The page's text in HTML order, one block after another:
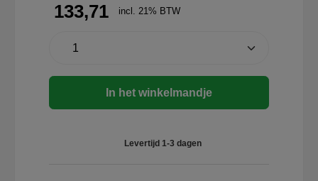
133,71 incl. 21% BTW
In het winkelmandje
Levertijd 1-3 dagen